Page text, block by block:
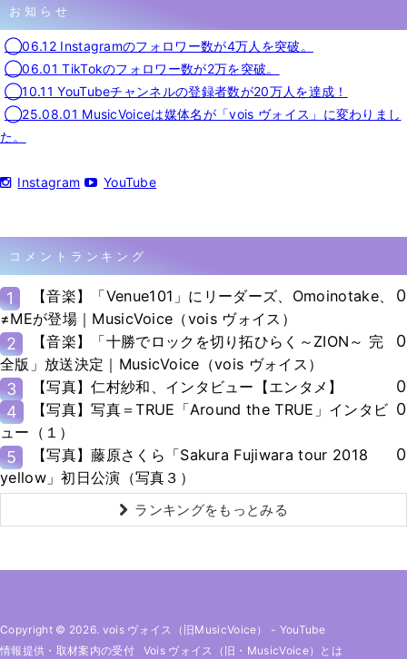
お知らせ
◯06.12 Instagramのフォロワー数が4万人を突破。
◯06.01 TikTokのフォロワー数が2万を突破。
◯10.11 YouTubeチャンネルの登録者数が20万人を達成！
◯25.08.01 MusicVoiceは媒体名が「vois ヴォイス」に変わりまし
た。
Instagram YouTube
コメントランキング
1
【音楽】「Venue101」にリーダーズ、Omoinotake、
≠MEが登場｜MusicVoice（vois ヴォイス）
0
2
【音楽】「十勝でロックを切り拓ひらく～ZION～ 完
全版」放送決定｜MusicVoice（vois ヴォイス）
0
3 【写真】仁村紗和、インタビュー【エンタメ】
0
4
【写真】写真＝TRUE「Around the TRUE」インタビ
ュー（１）
0
5
【写真】藤原さくら「Sakura Fujiwara tour 2018
yellow」初日公演（写真３）
0
ランキングをもっとみる
Copyright © 2026. vois ヴォイス（旧MusicVoice） - YouTube
情報提供・取材案内の受付
Vois ヴォイス（旧・MusicVoice）とは